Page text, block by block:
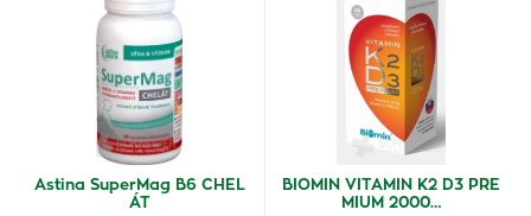
Astina SuperMag B6 CHEL
ÁT
BIOMIN VITAMIN K2 D3 PRE
MIUM 2000…